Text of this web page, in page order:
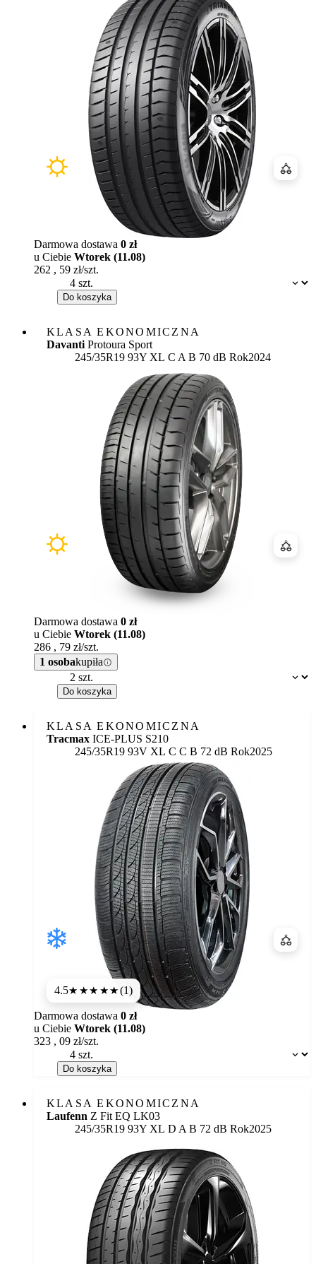
Dostępność:
Darmowa dostawa 0 zł
u Ciebie Wtorek (11.08)
262 , 59 zł/szt.
Do koszyka
KLASA EKONOMICZNA
Davanti Protoura Sport
245/35R19 93Y XL Etykieta:
C A B 70 dB Rok2024
Dostępność:
Darmowa dostawa 0 zł
u Ciebie Wtorek (11.08)
286 , 79 zł/szt.
1 osobakupiła
Do koszyka
KLASA EKONOMICZNA
Tracmax ICE-PLUS S210
245/35R19 93V XL Etykieta:
C C B 72 dB Rok2025
4.5★★★★★(1)
Dostępność:
Darmowa dostawa 0 zł
u Ciebie Wtorek (11.08)
323 , 09 zł/szt.
Do koszyka
KLASA EKONOMICZNA
Laufenn Z Fit EQ LK03
245/35R19 93Y XL Etykieta:
D A B 72 dB Rok2025